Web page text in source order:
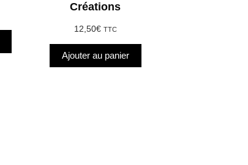
Créations
12,50€ TTC
Ajouter au panier